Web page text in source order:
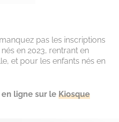
pas les inscriptions
en 2023, rentrant en
et pour les enfants nés en
ligne sur le Kiosque